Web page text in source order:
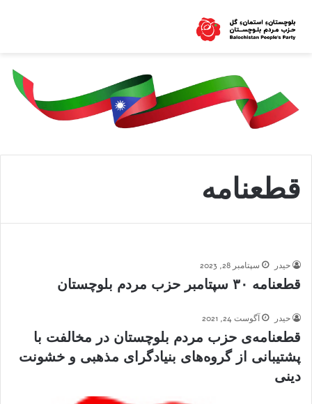
قطعنامه
حیدر سپتامبر 28, 2023
قطعنامه ۳۰ سپتامبر حزب مردم بلوچستان
حیدر آگوست 24, 2021
قطعنامه‌ی حزب مردم بلوچستان در مخالفت با
پشتیبانی از گروه‌های بنیادگرای مذهبی و خشونت
دینی